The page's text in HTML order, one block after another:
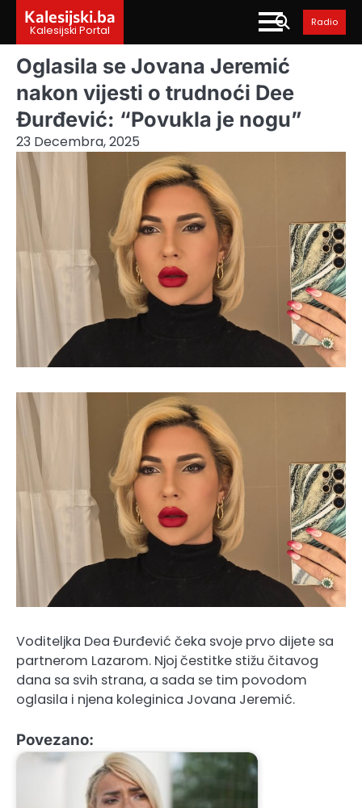
content
Kalesijski.ba
Kalesijski Portal
Radio
Oglasila se Jovana Jeremić
nakon vijesti o trudnoći Dee
Đurđević: “Povukla je nogu”
23 Decembra, 2025
Voditeljka Dea Đurđević čeka svoje prvo dijete sa
partnerom Lazarom. Njoj čestitke stižu čitavog
dana sa svih strana, a sada se tim povodom
oglasila i njena koleginica Jovana Jeremić.
Povezano: